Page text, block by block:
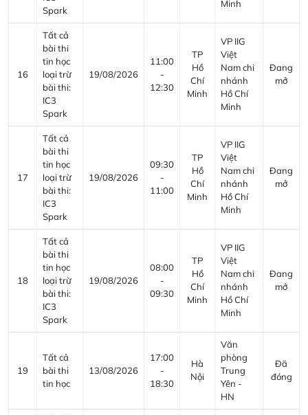
Spark
Minh
16
Tất cả
bài thi
tin học
loại trừ
bài thi:
IC3
Spark
19/08/2026
11:00
-
12:30
TP
Hồ
Chí
Minh
VP IIG
Việt
Nam chi
nhánh
Hồ Chí
Minh
Đang
mở
17
Tất cả
bài thi
tin học
loại trừ
bài thi:
IC3
Spark
19/08/2026
09:30
-
11:00
TP
Hồ
Chí
Minh
VP IIG
Việt
Nam chi
nhánh
Hồ Chí
Minh
Đang
mở
18
Tất cả
bài thi
tin học
loại trừ
bài thi:
IC3
Spark
19/08/2026
08:00
-
09:30
TP
Hồ
Chí
Minh
VP IIG
Việt
Nam chi
nhánh
Hồ Chí
Minh
Đang
mở
19
Tất cả
bài thi
tin học
13/08/2026
17:00
-
18:30
Hà
Nội
Văn
phòng
Trung
Yên -
HN
Đã
đóng